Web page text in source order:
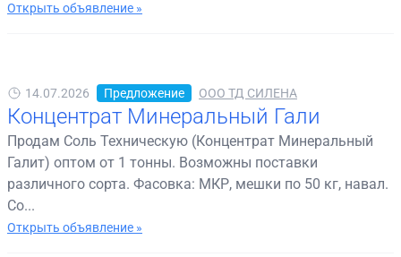
Открыть объявление »
14.07.2026 Предложение ООО ТД СИЛЕНА
Концентрат Минеральный Гали
Продам Соль Техническую (Концентрат Минеральный
Галит) оптом от 1 тонны. Возможны поставки
различного сорта. Фасовка: МКР, мешки по 50 кг, навал.
Со...
Открыть объявление »